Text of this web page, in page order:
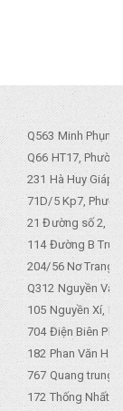
Q563 Minh
Q66 HT17,
231 Hà Huy Giáp,
71D/5 Kp7,
21 Đường số 2,
114 Đường B
204/56 Nơ Trang
Q312 Nguyền
105 Nguyền Xí,
704 Điện Biên
182 Phan Văn
767 Quang trung,
172 Thống Nhất.